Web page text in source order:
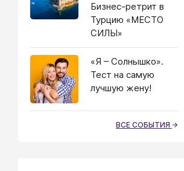
Бизнес-ретрит в
Турцию «МЕСТО
СИЛЫ»
«Я – Солнышко».
Тест на самую
лучшую жену!
ВСЕ СОБЫТИЯ